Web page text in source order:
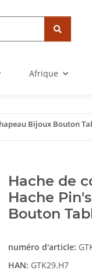
Afrique
Bijoux Bouton
Hache de
Hache
Bouton
numéro d'article:
HAN: GTK29.H7